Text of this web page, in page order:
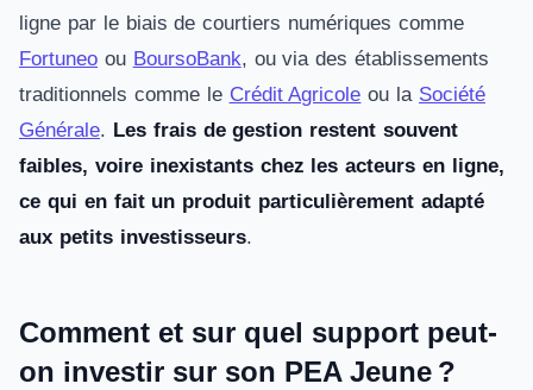
ligne par le biais de courtiers numériques comme
Fortuneo ou BoursoBank, ou via des établissements
traditionnels comme le Crédit Agricole ou la Société
Générale. Les frais de gestion restent souvent
faibles, voire inexistants chez les acteurs en ligne,
ce qui en fait un produit particulièrement adapté
aux petits investisseurs.
Comment et sur quel support peut-
on investir sur son PEA Jeune ?